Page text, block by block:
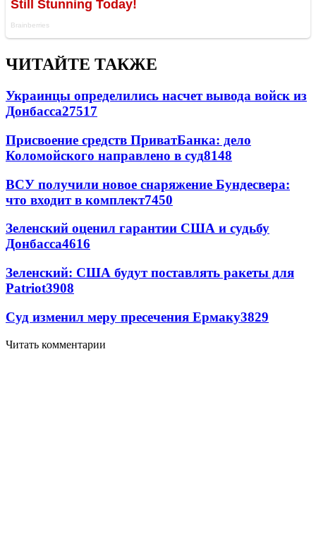
ЧИТАЙТЕ ТАКЖЕ
Украинцы определились насчет вывода войск из
Донбасса27517
Присвоение средств ПриватБанка: дело
Коломойского направлено в суд8148
ВСУ получили новое снаряжение Бундесвера:
что входит в комплект7450
Зеленский оценил гарантии США и судьбу
Донбасса4616
Зеленский: США будут поставлять ракеты для
Patriot3908
Суд изменил меру пресечения Ермаку3829
Читать комментарии